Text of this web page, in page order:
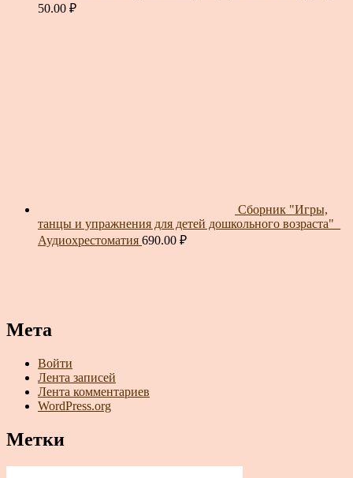
50.00 ₽
Сборник "Игры,
танцы и упражнения для детей дошкольного возраста"_
Аудиохрестоматия 690.00 ₽
Мета
Войти
Лента записей
Лента комментариев
WordPress.org
Метки